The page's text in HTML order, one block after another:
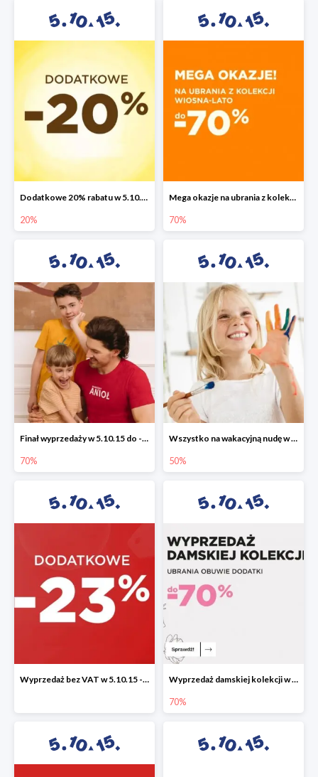
Dodatkowe 20% rabatu w 5.10.15
20%
Mega okazje na ubrania z kolekcji wiosna-lato do -70%
70%
Finał wyprzedaży w 5.10.15 do -70%
70%
Wszystko na wakacyjną nudę w 5.10.15 - gry i zabawki do -50%
50%
Wyprzedaż bez VAT w 5.10.15 - dodatkowe -23% rabatu Wyprzedaż damskiej kolekcji w 5.10.15 - ubrania, obuwie i dodatki do -70%
70%